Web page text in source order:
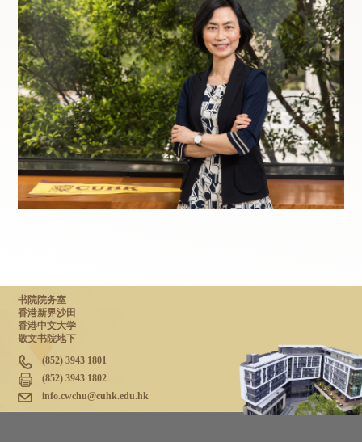
书院院务室
香港新界沙田
香港中文大学
敬文书院地下
(852) 3943 1801
(852) 3943 1802
info.cwchu@cuhk.edu.hk